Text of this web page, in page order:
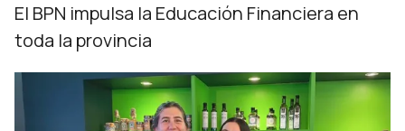
El BPN impulsa la Educación Financiera en
toda la provincia